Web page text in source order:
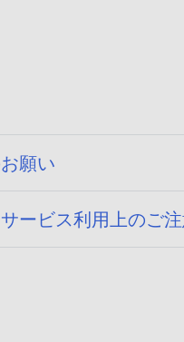
願い
ービス利用上のご